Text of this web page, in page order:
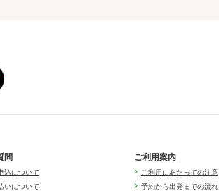
問
込について
いについて
ご利用案内
ご利用にあたっての注意
予約から出発までの流れ